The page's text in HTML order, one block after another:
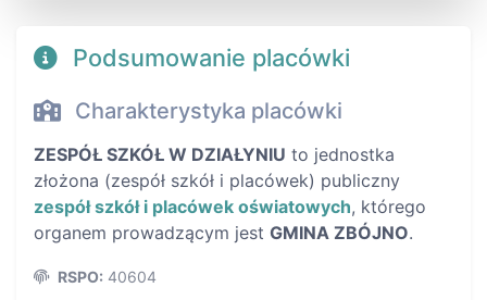
Podsumowanie placówki
Charakterystyka placówki
ZESPÓŁ SZKÓŁ W DZIAŁYNIU to jednostka
złożona (zespół szkół i placówek) publiczny
zespół szkół i placówek oświatowych, którego
organem prowadzącym jest GMINA ZBÓJNO.
RSPO: 40604